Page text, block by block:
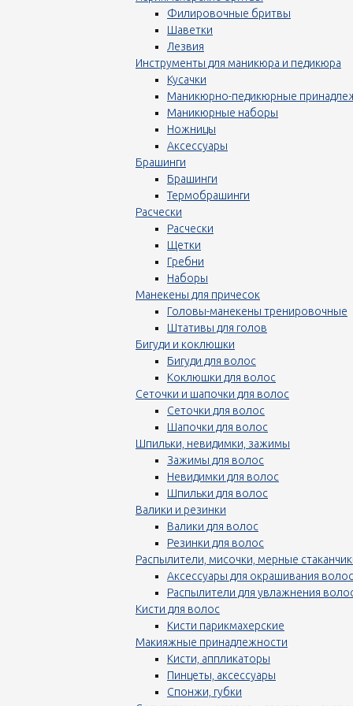
Филировочные бритвы
Шаветки
Лезвия
Инструменты для маникюра и педикюра
Кусачки
Маникюрно-педикюрные
Маникюрные наборы
Ножницы
Аксессуары
Брашинги
Брашинги
Термобрашинги
Расчески
Расчески
Щетки
Гребни
Наборы
Манекены для причесок
Головы-манекены тренировочные
Штативы для голов
Бигуди и коклюшки
Бигуди для волос
Коклюшки для волос
Сеточки и шапочки для волос
Сеточки для волос
Шапочки для волос
Шпильки, невидимки, зажимы
Зажимы для волос
Невидимки для волос
Шпильки для волос
Валики и резинки
Валики для волос
Резинки для волос
Распылители, мисочки, мерные
Аксессуары для окрашивания волос
Распылители для увлажнения
Кисти для волос
Кисти парикмахерские
Макияжные принадлежности
Кисти, аппликаторы
Пинцеты, аксессуары
Спонжи, губки